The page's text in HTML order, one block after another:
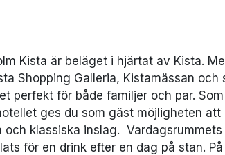
Kista är beläget i hjärtat av Kista.
Shopping Galleria, Kistamässan och
perfekt för både familjer och par.
ges du som gäst möjligheten att
och klassiska inslag.
för en drink efter en dag på stan.